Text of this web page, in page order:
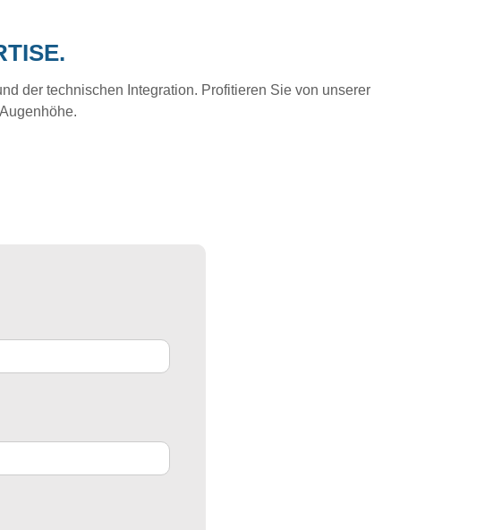
der technischen Integration. Profitieren Sie von unserer